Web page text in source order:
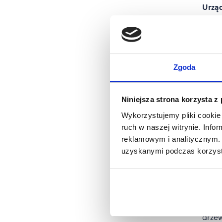
Zgoda
Niniejsza strona korzysta z
Wykorzystujemy pliki
ruch w naszej witrynie.
reklamowym i
uzyskanymi podczas
Po